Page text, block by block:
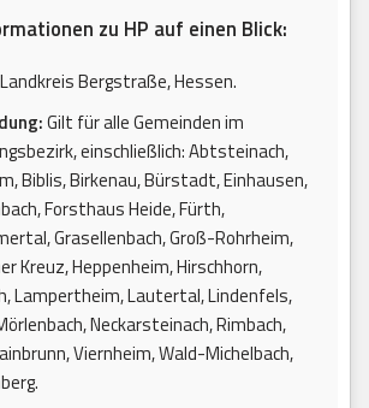
zu HP auf einen Blick:
Landkreis Bergstraße, Hessen.
Gilt für alle Gemeinden im
einschließlich: Abtsteinach,
Biblis, Birkenau, Bürstadt, Einhausen,
Forsthaus Heide, Fürth,
Grasellenbach, Groß-Rohrheim,
Kreuz, Heppenheim, Hirschhorn,
Lampertheim, Lautertal, Lindenfels,
Neckarsteinach, Rimbach,
Viernheim, Wald-Michelbach,